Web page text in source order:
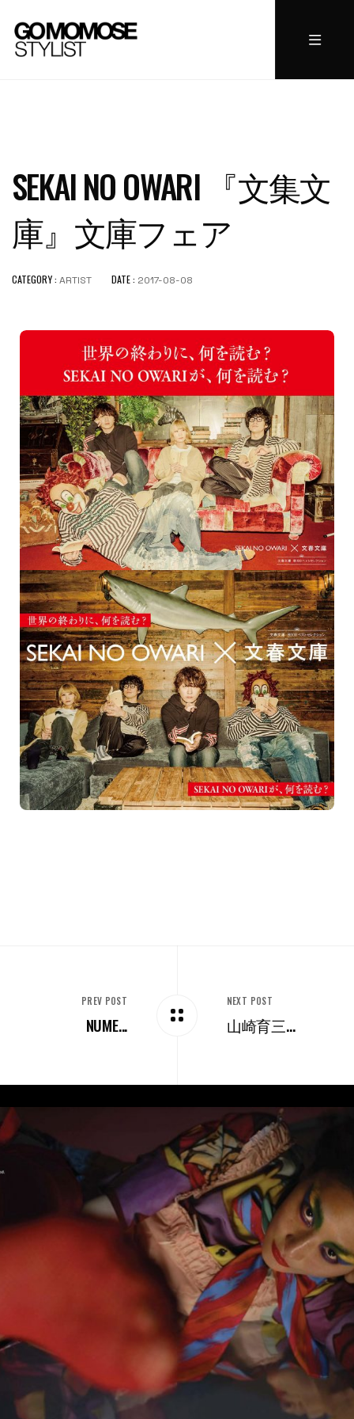
SEKAI NO OWARI 『文集文
庫』文庫フェア
CATEGORY : ARTIST DATE : 2017-08-08
PREV POST
NUME...
NEXT POST
山崎育三...